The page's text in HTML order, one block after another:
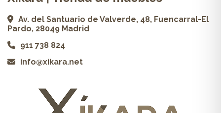
Av. del Santuario de Valverde, 48, Fuencarral-El
Pardo, 28049 Madrid
911 738 824
info@xikara.net